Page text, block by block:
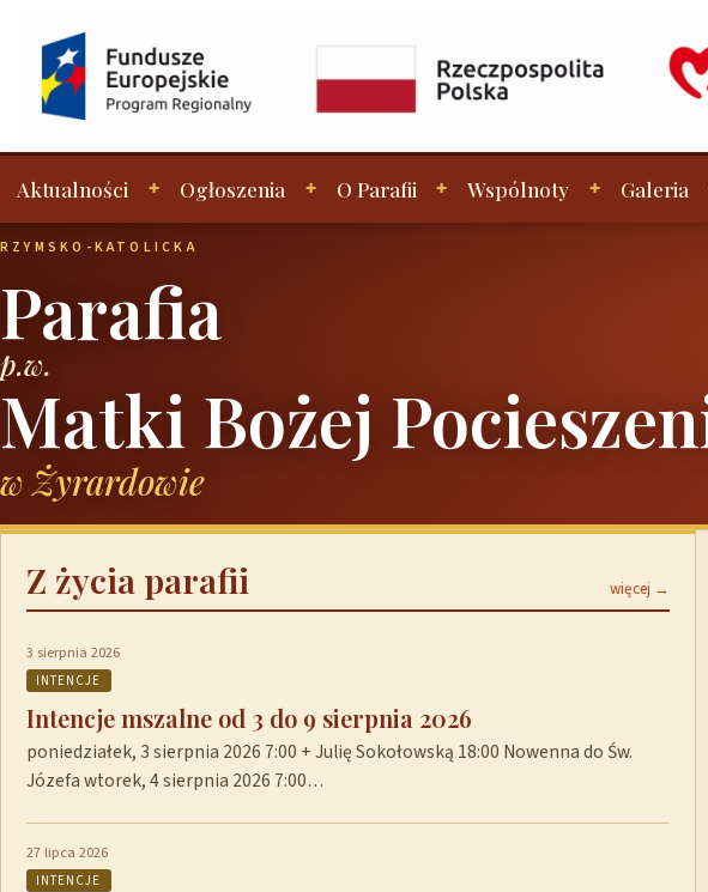
Aktualności Ogłoszenia O Parafii Wspólnoty Galeria
RZYMSKO-KATOLICKA
Parafia
p.w.
Matki Bożej
w Żyrardowie
Z życia parafii więcej →
3 sierpnia 2026
INTENCJE
Intencje mszalne od 3 do 9 sierpnia 2026
poniedziałek, 3 sierpnia 2026 7:00 + Julię Sokołowską 18:00 Nowenna do Św.
Józefa wtorek, 4 sierpnia 2026 7:00…
27 lipca 2026
INTENCJE